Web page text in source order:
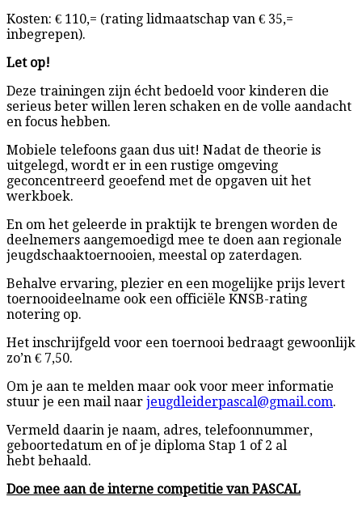
Kosten: € 110,= (rating lidmaatschap van € 35,=
inbegrepen).
Let op!
Deze trainingen zijn écht bedoeld voor kinderen die
serieus beter willen leren schaken en de volle aandacht
en focus hebben.
Mobiele telefoons gaan dus uit! Nadat de theorie is
uitgelegd, wordt er in een rustige omgeving
geconcentreerd geoefend met de opgaven uit het
werkboek.
En om het geleerde in praktijk te brengen worden de
deelnemers aangemoedigd mee te doen aan regionale
jeugdschaaktoernooien, meestal op zaterdagen.
Behalve ervaring, plezier en een mogelijke prijs levert
toernooideelname ook een officiële KNSB-rating
notering op.
Het inschrijfgeld voor een toernooi bedraagt gewoonlijk
zo’n € 7,50.
Om je aan te melden maar ook voor meer informatie
stuur je een mail naar jeugdleiderpascal@gmail.com.
Vermeld daarin je naam, adres, telefoonnummer,
geboortedatum en of je diploma Stap 1 of 2 al
hebt behaald.
Doe mee aan de interne competitie van PASCAL